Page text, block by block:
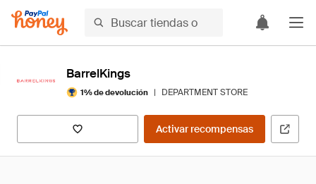
BarrelKings
1% de devolución | DEPARTMENT STORE
Activar recompensas